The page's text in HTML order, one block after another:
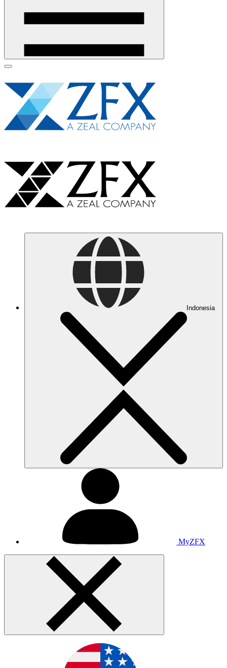
Indonesia
MyZFX